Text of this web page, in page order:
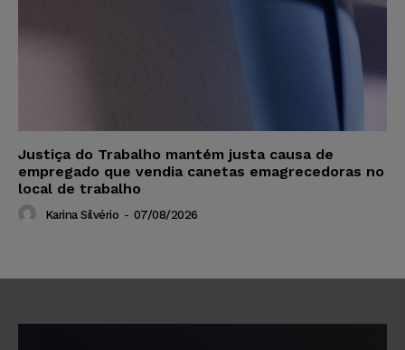
Justiça do Trabalho mantém justa causa de
empregado que vendia canetas emagrecedoras no
local de trabalho
Karina Silvério - 07/08/2026